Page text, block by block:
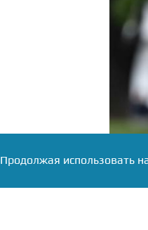
Продолжая использовать